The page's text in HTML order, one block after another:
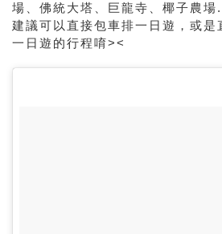
場、佛統大塔、巨龍寺、椰子農
建議可以直接包車排一日遊，或是
一日遊的行程唷><